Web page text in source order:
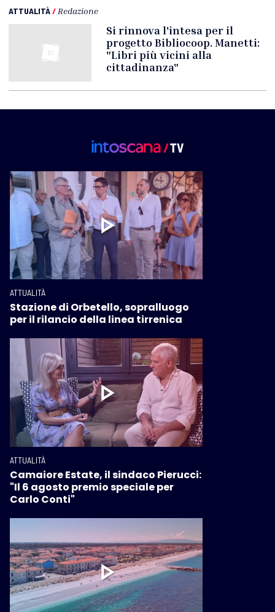
ATTUALITÀ/ Redazione
Si rinnova l'intesa per il
progetto Bibliocoop. Manetti:
"Libri più vicini alla
cittadinanza"
ATTUALITÀ
Stazione di Orbetello, sopralluogo
per il rilancio della linea tirrenica
ATTUALITÀ
Camaiore Estate, il sindaco Pierucci:
"Il 6 agosto premio speciale per
Carlo Conti"